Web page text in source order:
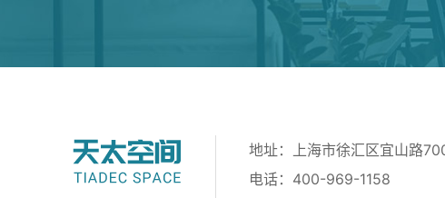
地址：上海市徐汇区宜山路
电话：400-969-1158